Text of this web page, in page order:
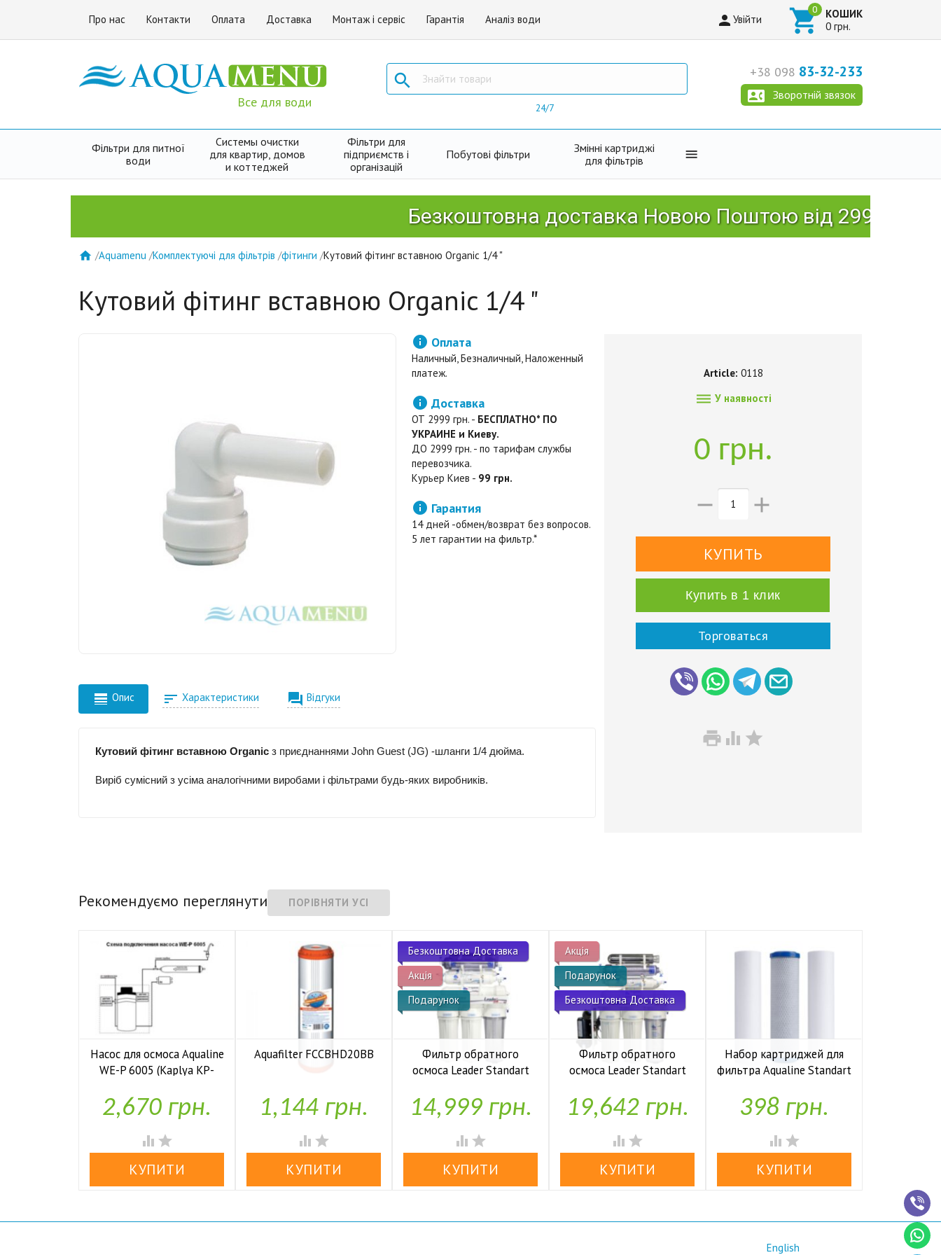
Про нас Контакти Оплата Доставка Монтаж і сервіс Гарантія Аналіз води Увійти  КОШИК
0 грн.
Все для води

24/7
+38 098 83-32-233
Зворотній звязок
Фільтри для питної
води
Системы очистки
для квартир, домов
и коттеджей
Фільтри для
підприємств і
організацій
Побутові фільтри
Змінні картриджі
для фільтрів

Безкоштовна доставка Новою Поштою від 2999 грн!
 /Aquamenu /Комплектуючі для фільтрів /фітинги /Кутовий фітинг вставною Organic 1/4 "
Кутовий фітинг вставною Organic 1/4 "
Article: 0118
 У наявності
0 грн.
 
Купить в 1 клик
Торговаться
  
 Оплата
Наличный, Безналичный, Наложенный
платеж.
 Доставка
ОТ 2999 грн. - БЕСПЛАТНО* ПО
УКРАИНЕ и Киеву.
ДО 2999 грн. - по тарифам службы
перевозчика.
Курьер Киев - 99 грн.
 Гарантия
14 дней -обмен/возврат без вопросов.
5 лет гарантии на фильтр.*
 Опис  Характеристики  Відгуки
Кутовий фітинг вставною Organicз приєднаннями John Guest (JG) -шланги 1/4 дюйма.
Виріб сумісний з усіма аналогічними виробами і фільтрами будь-яких виробників.
Рекомендуємо переглянути
Насос для осмоса Aqualine
WE-P 6005 (Kaplya KP-
 У наявності
2,670 грн.
 
Aquafilter FCCBHD20BB
1,144 грн.
 
Безкоштовна Доставка
Акція
Подарунок
Фильтр обратного
осмоса Leader Standart
У наявності
14,999 грн.
 
Акція
Подарунок
Безкоштовна Доставка
Фильтр обратного
осмоса Leader Standart
У наявності
19,642 грн.
 
Набор картриджей для
фильтра Aqualine Standart
 У наявності
398 грн.
 
English